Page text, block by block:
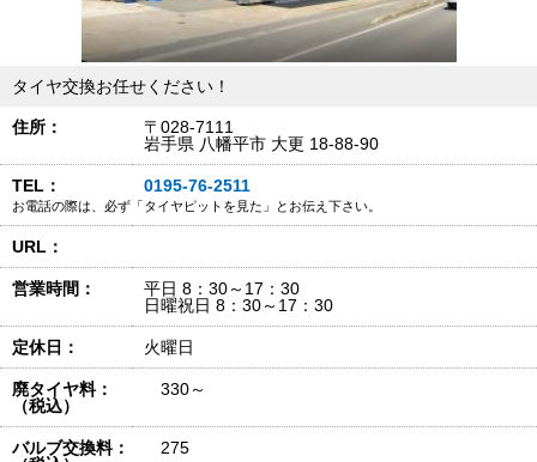
タイヤ交換お任せください！
住所：
〒028-7111
岩手県 八幡平市 大更 18-88-90
TEL： 0195-76-2511
お電話の際は、必ず「タイヤピットを見た」とお伝え下さい。
URL：
営業時間：
平日 8：30～17：30
日曜祝日 8：30～17：30
定休日： 火曜日
廃タイヤ料：
（税込）
330～
バルブ交換料：
275